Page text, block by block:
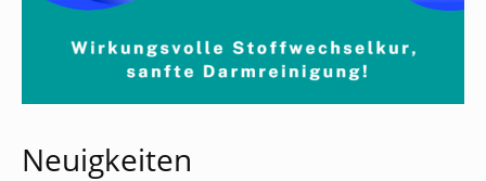
Neuigkeiten